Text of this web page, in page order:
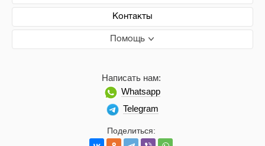
Контакты
Помощь
Поделиться:
Написать нам:
Whatsapp
Telegram